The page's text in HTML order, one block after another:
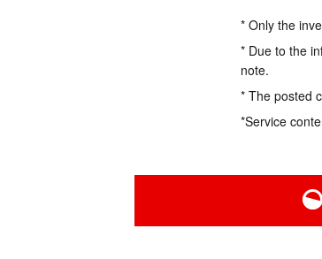
* Only the
* Due to the
note.
* The posted
*Service